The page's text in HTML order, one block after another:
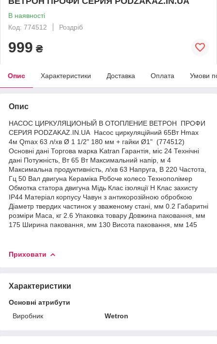
В наявності
Код: 774512
Роздріб
999 ₴
Опис Характеристики Доставка Оплата Умови
Опис
НАСОС ЦИРКУЛЯЦИОНЫЙ В ОТОПЛЕНИЕ ВЕТРОН ПРОФИ
СЕРИЯ PODZAKAZ.IN.UA Насос циркуляційний 65Вт Hmax
4м Qmax 63 л/хв Ø 1 1/2" 180 мм + гайки Ø1" (774512)
Основні дані Торгова марка Katran Гарантія, міс 24 Технічні
дані Потужність, Вт 65 Вт Максимальний напір, м 4
Максимальна продуктивність, л/хв 63 Напруга, В 220 Частота,
Гц 50 Вал двигуна Кераміка Робоче колесо Технополімер
Обмотка статора двигуна Мідь Клас ізоляції Н Клас захисту
IP44 Матеріал корпусу Чавун з антикорозійною обробкою
Діаметр твердих частинок у зваженому стані, мм 0.2 Габаритні
розміри Маса, кг 2.6 Упаковка товару Довжина паковання, мм
175 Ширина паковання, мм 130 Висота паковання, мм 145
Приховати
Характеристики
Основні атрибути
Виробник
Wetron